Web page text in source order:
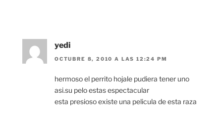
yedi
OCTUBRE 8, 2010 A LAS 12:24 PM
hermoso el perrito hojale pudiera tener uno
asi.su pelo estas espectacular
esta presioso existe una pelicula de esta raza